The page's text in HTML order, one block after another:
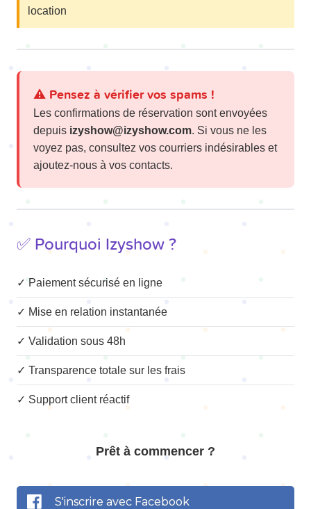
location
⚠️ Pensez à vérifier vos spams !
Les confirmations de réservation sont envoyées
depuis izyshow@izyshow.com. Si vous ne les
voyez pas, consultez vos courriers indésirables et
ajoutez-nous à vos contacts.
✅ Pourquoi Izyshow ?
✓ Paiement sécurisé en ligne
✓ Mise en relation instantanée
✓ Validation sous 48h
✓ Transparence totale sur les frais
✓ Support client réactif
Prêt à commencer ?
S'inscrire avec Facebook